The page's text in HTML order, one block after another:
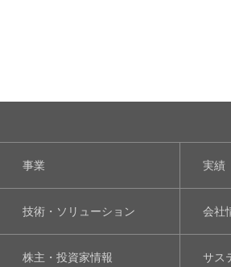
事業 実績
技術・ソリューション 会社
株主・投資家情報 サス